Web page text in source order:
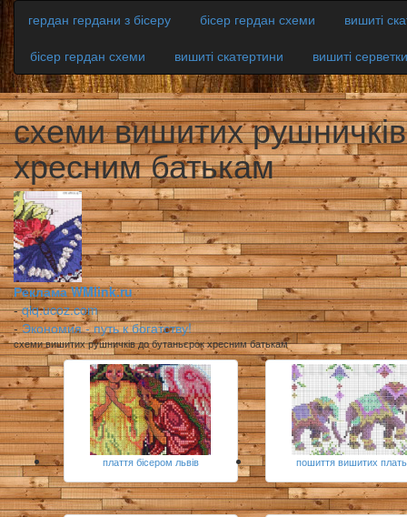
гердан гердани з бісеру бісер гердан схеми
вишиті
бісер гердан схеми
вишиті скатертини вишиті серветки
схеми вишитих
хресним батькам
Реклама WMlink.ru
-qiq.ucoz.com
-Экономия - путь к богатству!
схеми вишитих рушничків до бутаньєрок хресним батькам
плаття бісером львів пошиття вишитих плать